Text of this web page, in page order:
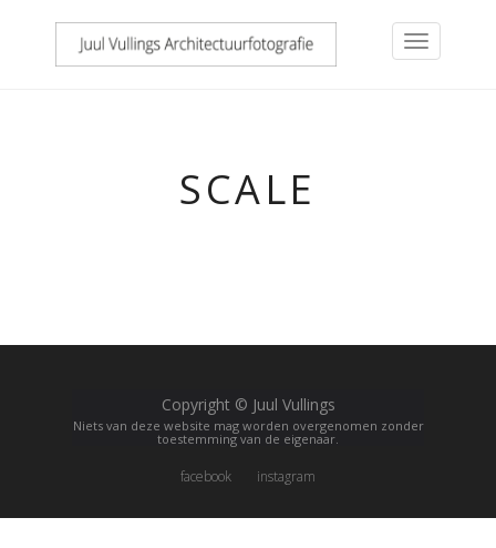
SCALE
Copyright © Juul Vullings
Niets van deze website mag worden overgenomen zonder
toestemming van de eigenaar.
facebook instagram